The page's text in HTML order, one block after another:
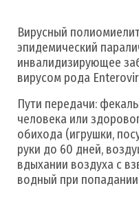
Вирусный
эпидемический
инвалидизирующее
вирусом рода
Пути передачи:
человека или
обихода (игрушки,
руки до 60 дней,
вдыхании воздуха с
водный при